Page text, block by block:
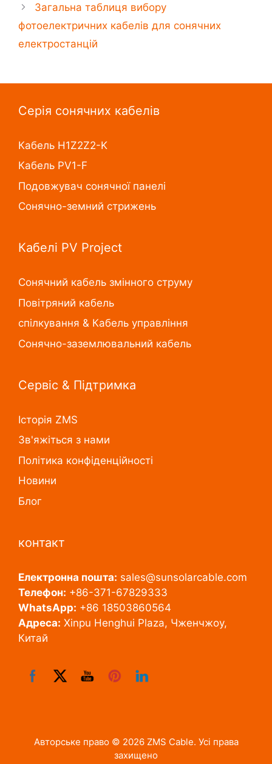
Загальна таблиця вибору
фотоелектричних кабелів для сонячних
електростанцій
Серія сонячних кабелів
Кабель H1Z2Z2-K
Кабель PV1-F
Подовжувач сонячної панелі
Сонячно-земний стрижень
Кабелі PV Project
Сонячний кабель змінного струму
Повітряний кабель
спілкування & Кабель управління
Сонячно-заземлювальний кабель
Сервіс & Підтримка
Історія ZMS
Зв'яжіться з нами
Політика конфіденційності
Новини
Блог
контакт
Електронна пошта: sales@sunsolarcable.com
Телефон: +86-371-67829333
WhatsApp: +86 18503860564
Адреса: Xinpu Henghui Plaza, Чженчжоу,
Китай
Авторське право © 2026 ZMS Cable. Усі права
захищено